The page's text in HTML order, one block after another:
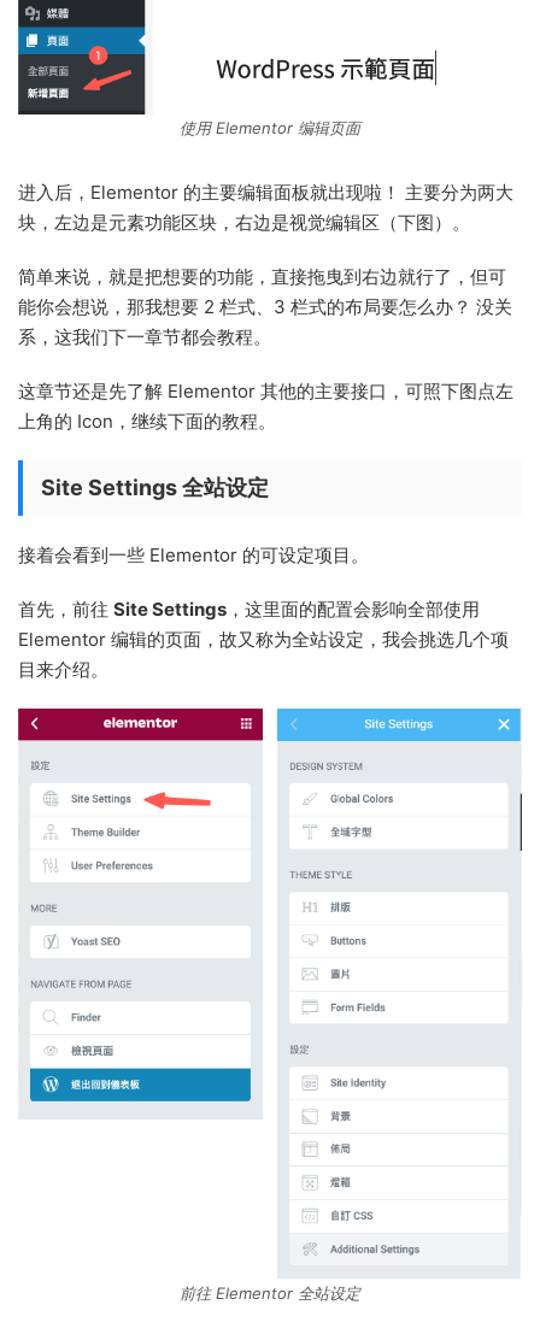
使用 Elementor 编辑页面
进入后，Elementor 的主要编辑面板就出现啦！ 主要分为两大
块，左边是元素功能区块，右边是视觉编辑区（下图）。
简单来说，就是把想要的功能，直接拖曳到右边就行了，但可
能你会想说，那我想要 2 栏式、3 栏式的布局要怎么办？ 没关
系，这我们下一章节都会教程。
这章节还是先了解 Elementor 其他的主要接口，可照下图点左
上角的 Icon，继续下面的教程。
Site Settings 全站设定
接着会看到一些 Elementor 的可设定项目。
首先，前往 Site Settings ，这里面的配置会影响全部使用
Elementor 编辑的页面，故又称为全站设定，我会挑选几个项
目来介绍。
前往 Elementor 全站设定